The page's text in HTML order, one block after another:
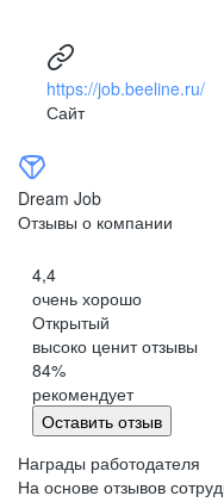
https://job.beeline.ru/
Сайт
Dream Job
Отзывы о компании
4,4
очень хорошо
Открытый
высоко ценит отзывы
84%
рекомендует
Оставить отзыв
Награды работодателя
На основе отзывов